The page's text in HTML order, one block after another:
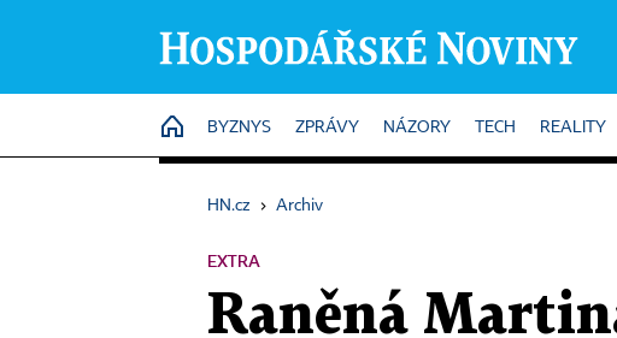
HOME
BYZNYS ZPRÁVY NÁZORY TECH REALITY
HN.cz › Archiv
EXTRA
Raněná